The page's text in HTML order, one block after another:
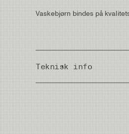
Vaskebjørn bindes på
Teknisk info
Country of Origin